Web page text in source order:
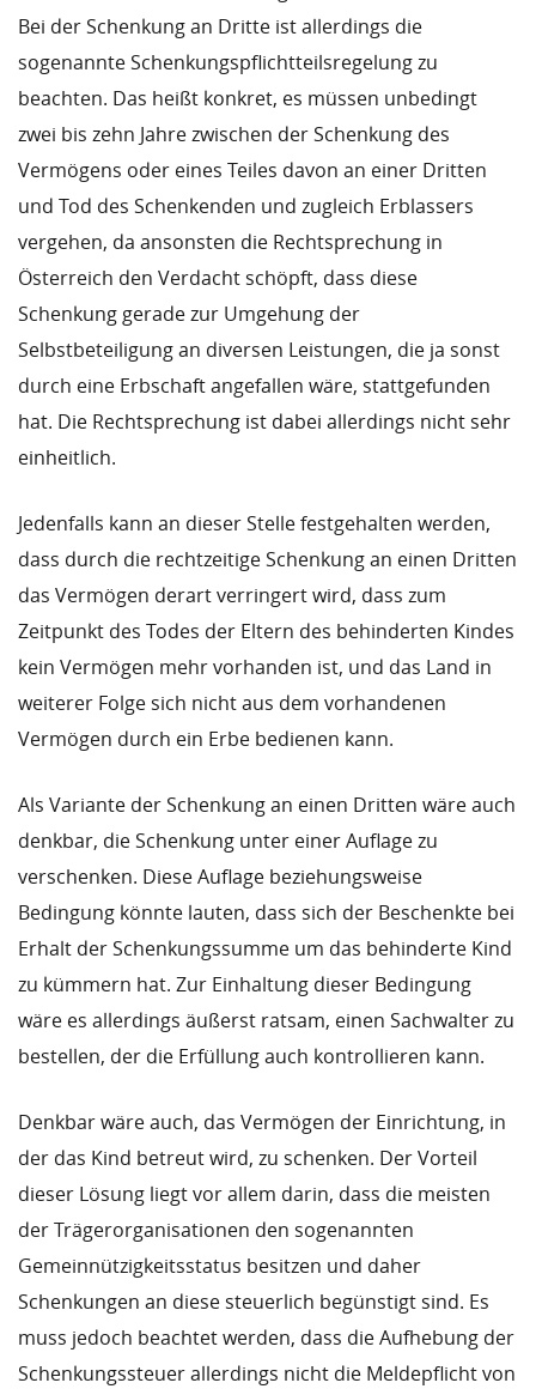
Bei der Schenkung an Dritte ist allerdings die
sogenannte Schenkungspflichtteilsregelung zu
beachten. Das heißt konkret, es müssen unbedingt
zwei bis zehn Jahre zwischen der Schenkung des
Vermögens oder eines Teiles davon an einer Dritten
und Tod des Schenkenden und zugleich Erblassers
vergehen, da ansonsten die Rechtsprechung in
Österreich den Verdacht schöpft, dass diese
Schenkung gerade zur Umgehung der
Selbstbeteiligung an diversen Leistungen, die ja sonst
durch eine Erbschaft angefallen wäre, stattgefunden
hat. Die Rechtsprechung ist dabei allerdings nicht sehr
einheitlich.
Jedenfalls kann an dieser Stelle festgehalten werden,
dass durch die rechtzeitige Schenkung an einen Dritten
das Vermögen derart verringert wird, dass zum
Zeitpunkt des Todes der Eltern des behinderten Kindes
kein Vermögen mehr vorhanden ist, und das Land in
weiterer Folge sich nicht aus dem vorhandenen
Vermögen durch ein Erbe bedienen kann.
Als Variante der Schenkung an einen Dritten wäre auch
denkbar, die Schenkung unter einer Auflage zu
verschenken. Diese Auflage beziehungsweise
Bedingung könnte lauten, dass sich der Beschenkte bei
Erhalt der Schenkungssumme um das behinderte Kind
zu kümmern hat. Zur Einhaltung dieser Bedingung
wäre es allerdings äußerst ratsam, einen Sachwalter zu
bestellen, der die Erfüllung auch kontrollieren kann.
Denkbar wäre auch, das Vermögen der Einrichtung, in
der das Kind betreut wird, zu schenken. Der Vorteil
dieser Lösung liegt vor allem darin, dass die meisten
der Trägerorganisationen den sogenannten
Gemeinnützigkeitsstatus besitzen und daher
Schenkungen an diese steuerlich begünstigt sind. Es
muss jedoch beachtet werden, dass die Aufhebung der
Schenkungssteuer allerdings nicht die Meldepflicht von